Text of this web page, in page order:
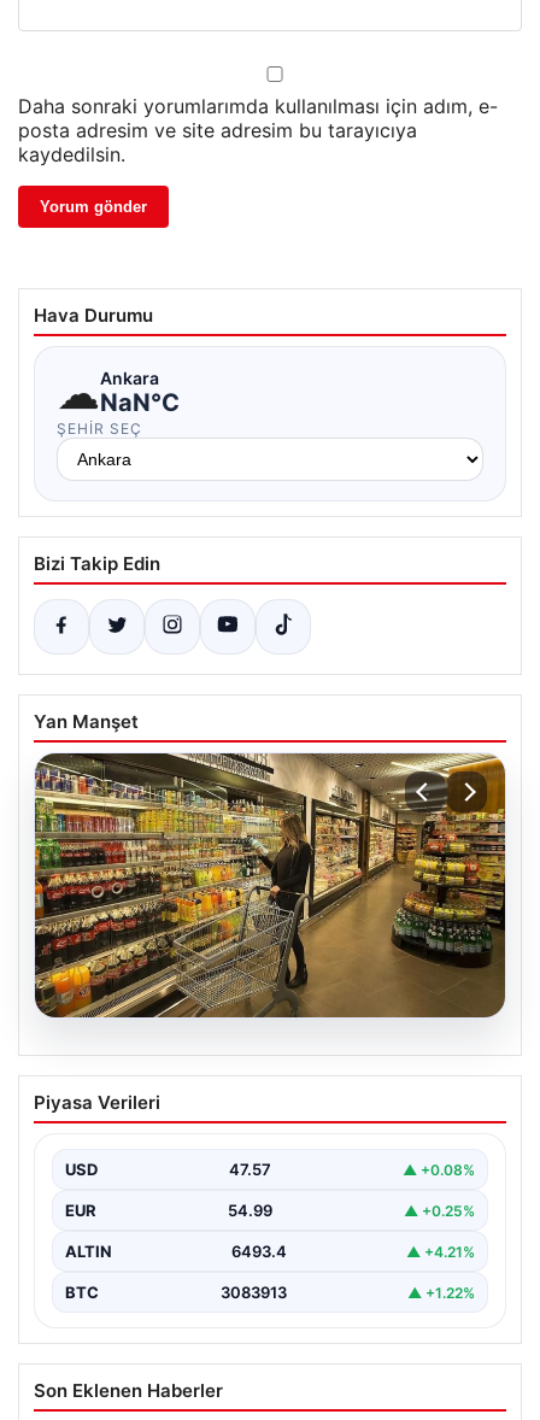
Daha sonraki yorumlarımda kullanılması için adım, e-
posta adresim ve site adresim bu tarayıcıya
kaydedilsin.
Hava Durumu
☁Ankara
NaN°C
ŞEHIR SEÇ
Bizi Takip Edin
Yan Manşet
05.08.2026
Enflasyon verileri ne zaman
açıklanacak? 2026 TÜİK mart ayı
Piyasa Verileri
USD 47.57 ▲ +0.08%
EUR 54.99 ▲ +0.25%
ALTIN 6493.4 ▲ +4.21%
BTC 3083913 ▲ +1.22%
Son Eklenen Haberler